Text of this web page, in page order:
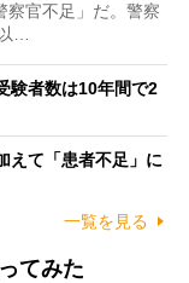
官不足」だ。警察
…
験者数は10年間で2
えて「患者不足」に
一覧を見る
てみた